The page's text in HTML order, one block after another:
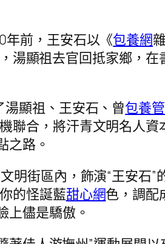
年前，王安石以《包養網
湯顯祖去官回抵家鄉，在
湯顯祖、王安石、曾包養
聯合，將汗青文明名人
之路。
明街區內，飾演“王安石
的怪誕藍甜心網色，調配
上儘是驕傲。